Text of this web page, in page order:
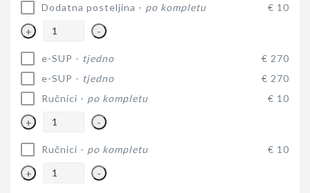
Dodatna posteljina - po kompletu € 10
+ -
e-SUP - tjedno
€ 270
e-SUP - tjedno
€ 270
Ručnici - po kompletu € 10
+ -
Ručnici - po kompletu € 10
+ -